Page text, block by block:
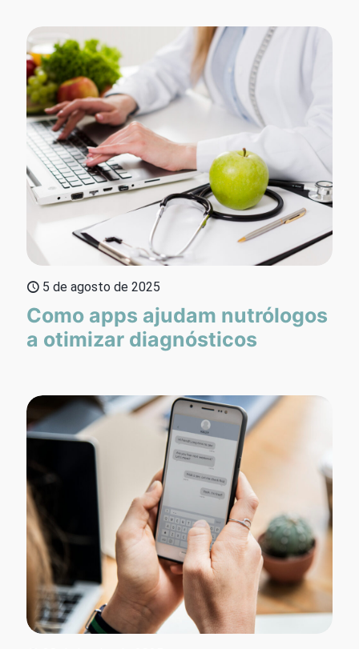
5 de agosto de 2025
Como apps ajudam nutrólogos
a otimizar diagnósticos